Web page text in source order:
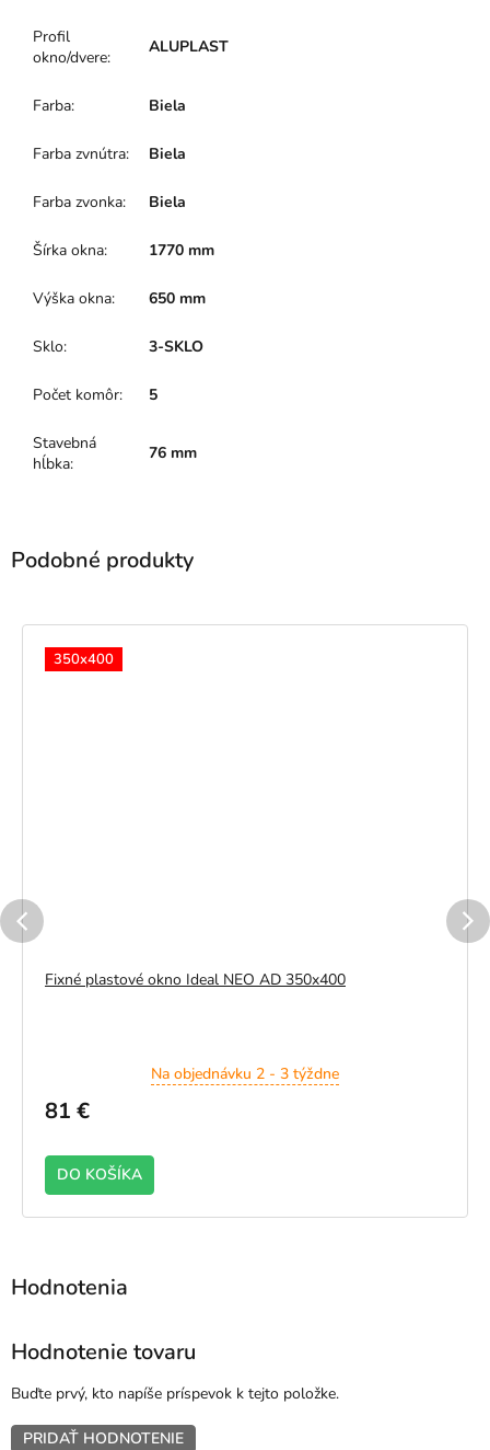
Profil
okno/dvere:
ALUPLAST
Farba: Biela
Farba zvnútra: Biela
Farba zvonka: Biela
Šírka okna: 1770 mm
Výška okna: 650 mm
Sklo: 3-SKLO
Počet komôr: 5
Stavebná
hĺbka:
76 mm
350x400
Fixné plastové okno Ideal NEO AD 350x400
Na objednávku 2 - 3 týždne
81 €
DO KOŠÍKA
Hodnotenie tovaru
Buďte prvý, kto napíše príspevok k tejto položke.
PRIDAŤ HODNOTENIE